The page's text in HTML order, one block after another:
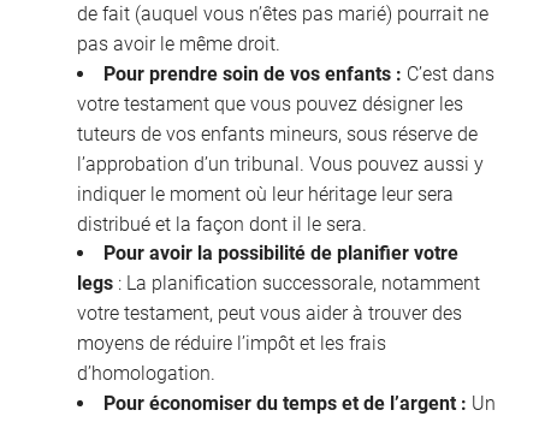
de fait (auquel vous n’êtes pas marié) pourrait ne
pas avoir le même droit.
Pour prendre soin de vos enfants : C’est dans
votre testament que vous pouvez désigner les
tuteurs de vos enfants mineurs, sous réserve de
l’approbation d’un tribunal. Vous pouvez aussi y
indiquer le moment où leur héritage leur sera
distribué et la façon dont il le sera.
Pour avoir la possibilité de planifier votre
legs : La planification successorale, notamment
votre testament, peut vous aider à trouver des
moyens de réduire l’impôt et les frais
d’homologation.
Pour économiser du temps et de l’argent : Un